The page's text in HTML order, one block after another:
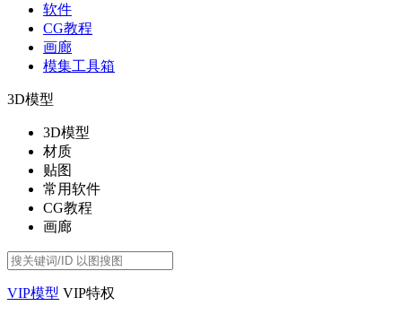
软件
CG教程
画廊
模集工具箱
3D模型
3D模型
材质
贴图
常用软件
CG教程
画廊
VIP模型 VIP特权